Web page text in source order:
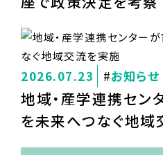
2026.07.23 お知らせ
地域・産学連携セン
を未来へつなぐ地域